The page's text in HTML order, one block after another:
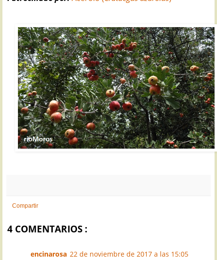
Compartir
4 COMENTARIOS :
encinarosa 22 de noviembre de 2017 a las 15:05